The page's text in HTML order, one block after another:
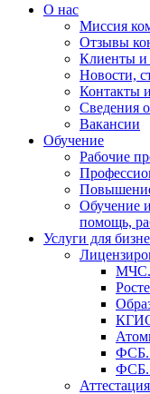
О нас
Миссия
Отзывы
Клиенты и
Новости,
Контакты
Сведения
Вакансии
Обучение
Рабочие
Обучение
помощь,
Услуги для
МЧС.
ФСБ.
ФСБ.
Аттестация